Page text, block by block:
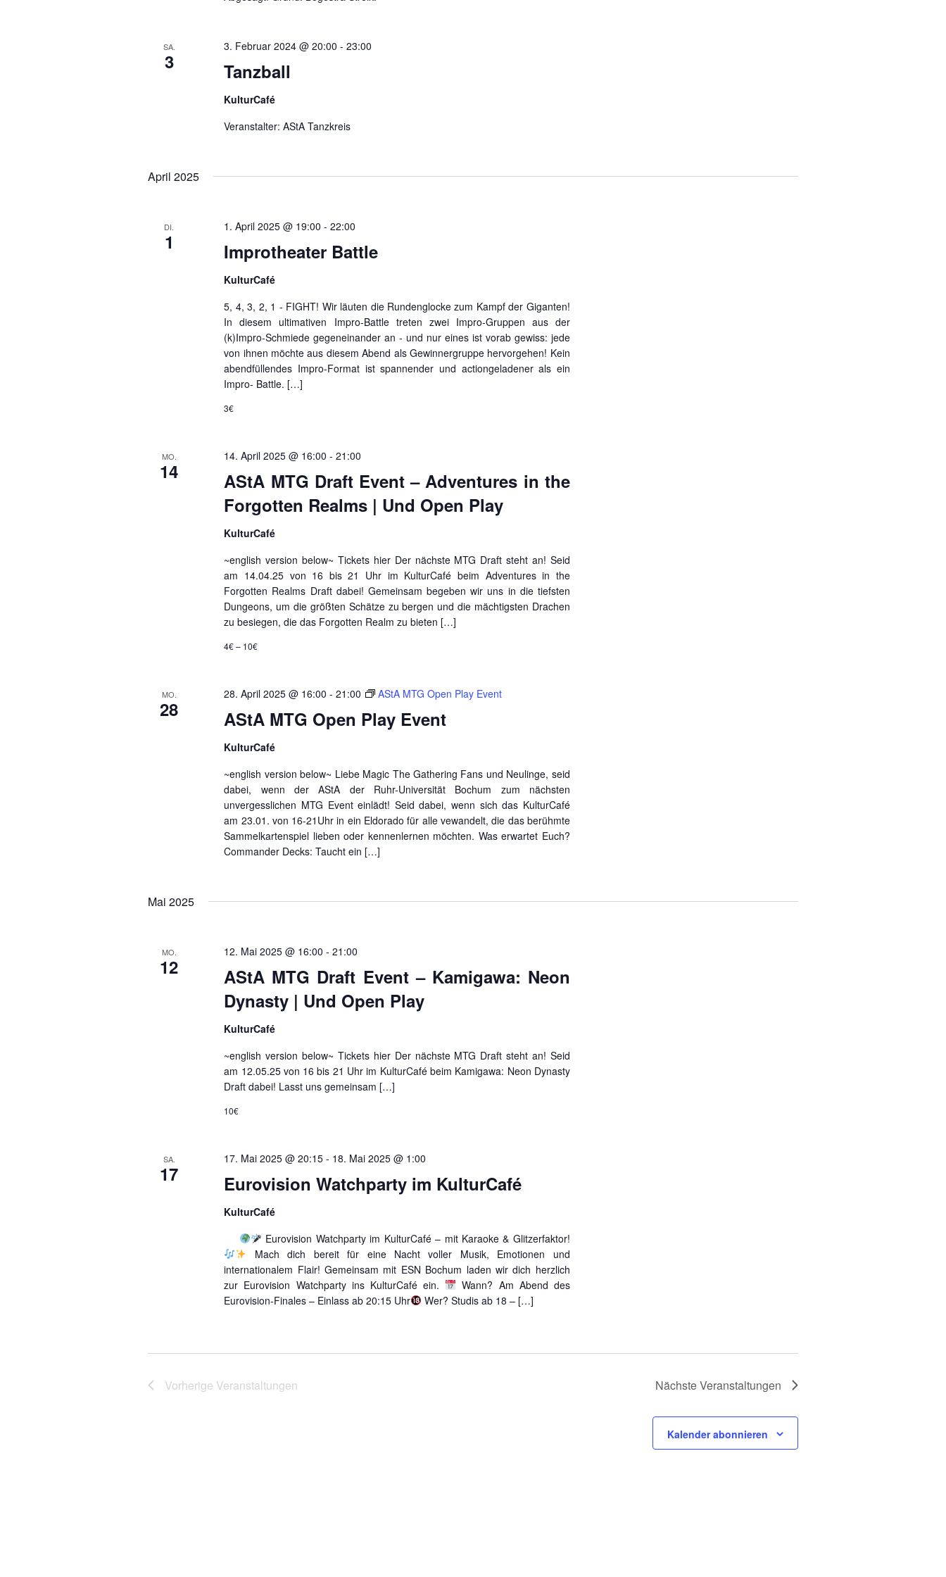
SA.
3 Tanzball
3. Februar 2024 @ 20:00 -23:00
KulturCafé
Veranstalter: AStA Tanzkreis
April 2025
DI.
1 Improtheater Battle
1. April 2025 @ 19:00 -22:00
KulturCafé
5, 4, 3, 2, 1 - FIGHT! Wir läuten die Rundenglocke zum Kampf der Giganten!
In diesem ultimativen Impro-Battle treten zwei Impro-Gruppen aus der
(k)Impro-Schmiede gegeneinander an - und nur eines ist vorab gewiss: jede
von ihnen möchte aus diesem Abend als Gewinnergruppe hervorgehen! Kein
abendfüllendes Impro-Format ist spannender und actiongeladener als ein
Impro- Battle. […]
3€
MO.
14
AStA MTG Draft Event – Adventures in the
Forgotten Realms | Und Open Play
14. April 2025 @ 16:00 -21:00
KulturCafé
~english version below~ Tickets hier Der nächste MTG Draft steht an! Seid
am 14.04.25 von 16 bis 21 Uhr im KulturCafé beim Adventures in the
Forgotten Realms Draft dabei! Gemeinsam begeben wir uns in die tiefsten
Dungeons, um die größten Schätze zu bergen und die mächtigsten Drachen
zu besiegen, die das Forgotten Realm zu bieten […]
4€ – 10€
MO.
28 AStA MTG Open Play Event
28. April 2025 @ 16:00 -21:00 AStA MTG Open Play Event
KulturCafé
~english version below~ Liebe Magic The Gathering Fans und Neulinge, seid
dabei, wenn der AStA der Ruhr-Universität Bochum zum nächsten
unvergesslichen MTG Event einlädt! Seid dabei, wenn sich das KulturCafé
am 23.01. von 16-21Uhr in ein Eldorado für alle vewandelt, die das berühmte
Sammelkartenspiel lieben oder kennenlernen möchten. Was erwartet Euch?
Commander Decks: Taucht ein […]
Mai 2025
MO.
12
AStA MTG Draft Event – Kamigawa: Neon
Dynasty | Und Open Play
12. Mai 2025 @ 16:00 -21:00
KulturCafé
~english version below~ Tickets hier Der nächste MTG Draft steht an! Seid
am 12.05.25 von 16 bis 21 Uhr im KulturCafé beim Kamigawa: Neon Dynasty
Draft dabei! Lasst uns gemeinsam […]
10€
SA.
17 Eurovision Watchparty im KulturCafé
17. Mai 2025 @ 20:15 - 18. Mai 2025 @ 1:00
KulturCafé
Eurovision Watchparty im KulturCafé – mit Karaoke & Glitzerfaktor!
Mach dich bereit für eine Nacht voller Musik, Emotionen und
internationalem Flair! Gemeinsam mit ESN Bochum laden wir dich herzlich
zur Eurovision Watchparty ins KulturCafé ein.
Wann? Am Abend des
Eurovision-Finales – Einlass ab 20:15 Uhr
Wer? Studis ab 18 – […]
Vorherige Veranstaltungen NächsteVeranstaltungen
Kalender abonnieren